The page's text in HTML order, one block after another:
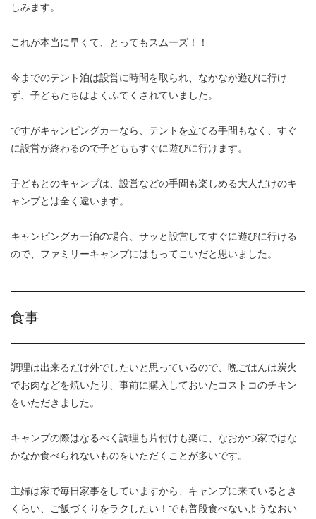
しみます。
これが本当に早くて、とってもスムーズ！！
今までのテント泊は設営に時間を取られ、なかなか遊びに行け
ず、子どもたちはよくふてくされていました。
ですがキャンピングカーなら、テントを立てる手間もなく、すぐ
に設営が終わるので子どももすぐに遊びに行けます。
子どもとのキャンプは、設営などの手間も楽しめる大人だけのキ
ャンプとは全く違います。
キャンピングカー泊の場合、サッと設営してすぐに遊びに行ける
ので、ファミリーキャンプにはもってこいだと思いました。
食事
調理は出来るだけ外でしたいと思っているので、晩ごはんは炭火
でお肉などを焼いたり、事前に購入しておいたコストコのチキン
をいただきました。
キャンプの際はなるべく調理も片付けも楽に、なおかつ家ではな
かなか食べられないものをいただくことが多いです。
主婦は家で毎日家事をしていますから、キャンプに来ているとき
くらい、ご飯づくりをラクしたい！でも普段食べないようなおい